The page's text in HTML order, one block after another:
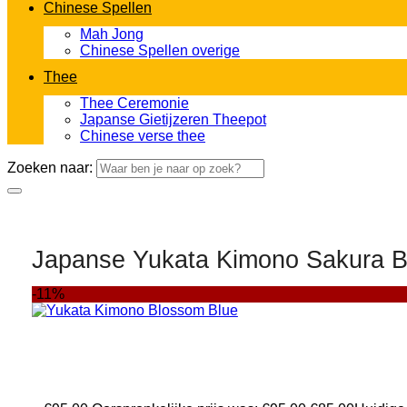
Chinese Spellen
Mah Jong
Chinese Spellen overige
Thee
Thee Ceremonie
Japanse Gietijzeren Theepot
Chinese verse thee
Zoeken naar:
Japanse Yukata Kimono Sakura
-11%